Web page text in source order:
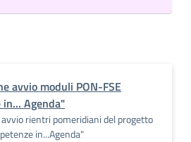
avvio moduli PON-FSE
in... Agenda"
rientri pomeridiani del progetto
in...Agenda"